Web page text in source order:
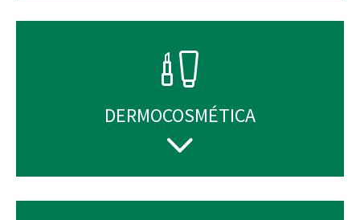
DERMOCOSMÉTICA